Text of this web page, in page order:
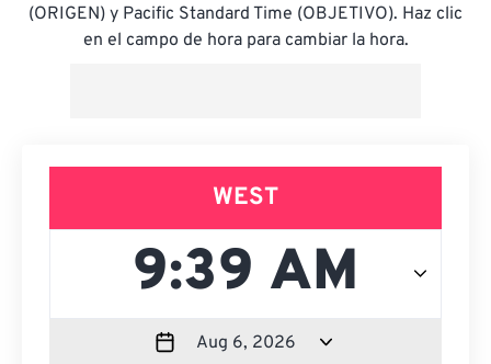
(ORIGEN) y Pacific Standard Time (OBJETIVO). Haz clic
en el campo de hora para cambiar la hora.
WEST